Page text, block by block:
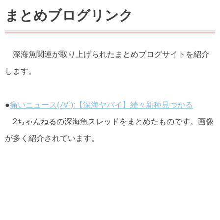
まとめブログリンク
深海魚関連が取り上げられたまとめブログサイトを紹介
します。
●痛いニュース(ﾉ∀`):【深海ヤバイ】続々新種見つかる
2ちゃんねるの深海魚スレッドをまとめたものです。画像
が多く紹介されています。